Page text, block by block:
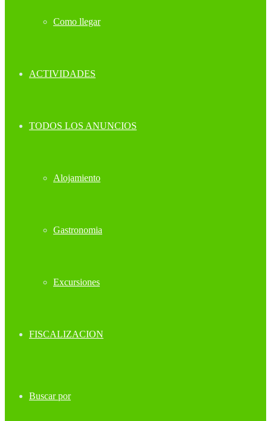
Como llegar
ACTIVIDADES
TODOS LOS ANUNCIOS
Alojamiento
Gastronomia
Excursiones
FISCALIZACION
Buscar por